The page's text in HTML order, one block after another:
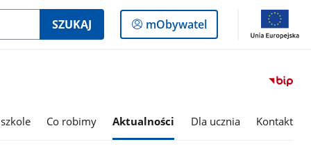
SZUKAJ
Logowanie
do
mObywatel
Co robimy Aktualności Dla ucznia Kontakt